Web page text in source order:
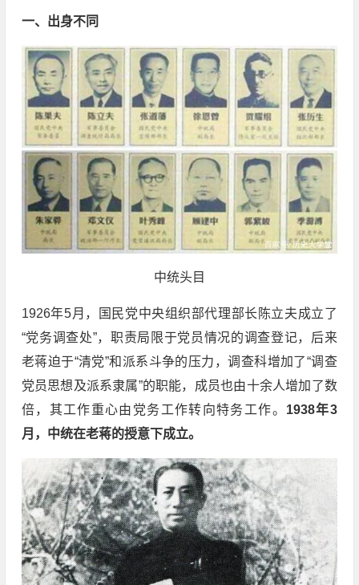
一、出身不同
中统头目
1926年5月，国民党中央组织部代理部长陈立夫成立了
“党务调查处”，职责局限于党员情况的调查登记，后来
老蒋迫于“清党”和派系斗争的压力，调查科增加了“调查
党员思想及派系隶属”的职能，成员也由十余人增加了数
倍，其工作重心由党务工作转向特务工作。 1938年3
月，中统在老蒋的授意下成立。